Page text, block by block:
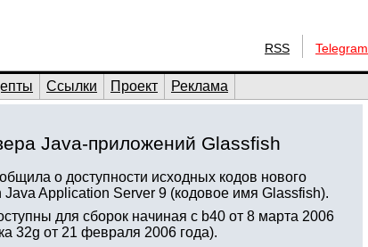
RSS Telegram
Ссылки Проект Реклама
Java-приложений Glassfish
о доступности исходных кодов нового
Application Server 9 (кодовое имя Glassfish).
для сборок начиная с b40 от 8 марта 2006
32g от 21 февраля 2006 года).